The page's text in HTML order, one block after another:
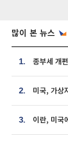
많이 본 뉴스
1.
2.
3.